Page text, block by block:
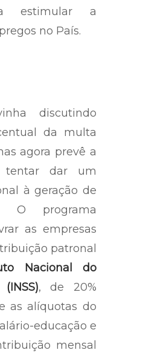
estimular a
no País.
discutindo
da multa
agora prevê a
tentar dar um
à geração de
O programa
as empresas
patronal
Nacional do
, de 20%
as alíquotas do
educação e
mensal